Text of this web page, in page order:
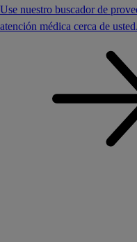
Use nuestro buscador de
atención médica cerca de usted.